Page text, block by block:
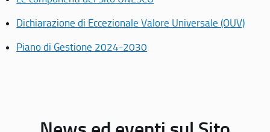
Dichiarazione di Eccezionale Valore Universale (OUV)
Piano di Gestione 2024-2030